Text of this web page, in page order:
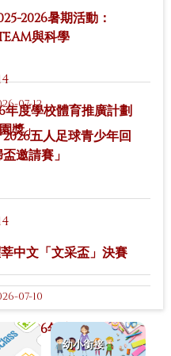
2026暑期活動：
與科學
07-12
五人足球青少年回
邀請賽」
07-10
2026年度結業禮
年度學校體育推廣計劃
獎」
中文「文采盃」決賽
幼小銜接